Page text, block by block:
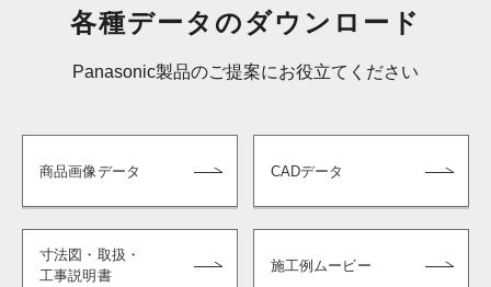
各種データのダウンロード
Panasonic製品のご提案にお役立てください
商品画像データ CADデータ
寸法図・取扱・
工事説明書
施工例ムービー